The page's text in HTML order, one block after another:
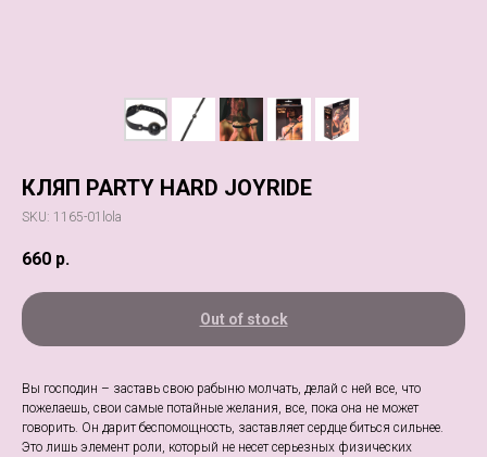
КЛЯП PARTY HARD JOYRIDE
SKU: 1165-01lola
660 р.
Out of stock
Вы господин – заставь свою рабыню молчать, делай с ней все, что
пожелаешь, свои самые потайные желания, все, пока она не может
говорить. Он дарит беспомощность, заставляет сердце биться сильнее.
Это лишь элемент роли, который не несет серьезных физических